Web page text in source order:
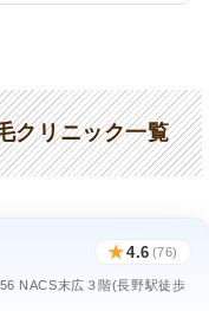
★3.0 / 5（26件）
クリニック一覧
★4.6 (76)
NACS末広３階(長野駅徒歩